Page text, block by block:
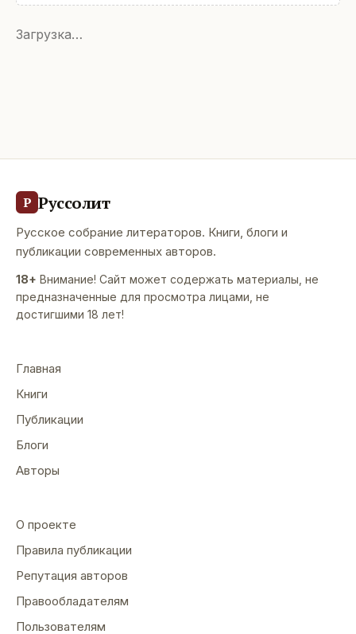
Загрузка…
Р Руссолит
Русское собрание литераторов. Книги, блоги и
публикации современных авторов.
18+ Внимание! Сайт может содержать материалы, не
предназначенные для просмотра лицами, не
достигшими 18 лет!
Главная
Книги
Публикации
Блоги
Авторы
О проекте
Правила публикации
Репутация авторов
Правообладателям
Пользователям